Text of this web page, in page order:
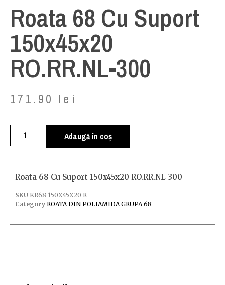
Roata 68 Cu Suport
150x45x20
RO.RR.NL-300
171.90 lei
Adaugă în coș
Roata 68 Cu Suport 150x45x20 RO.RR.NL-300
SKU KR68 150X45X20 R
Category ROATA DIN POLIAMIDA GRUPA 68